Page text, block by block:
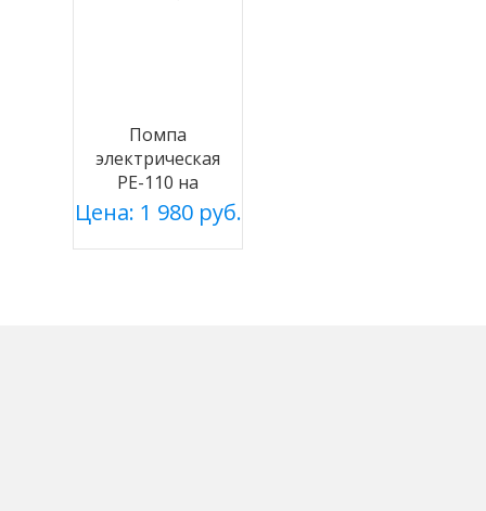
Помпа
электрическая
PE-110 на
батарейках
Цена: 1 980 руб.